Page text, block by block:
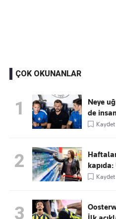
ÇOK OKUNANLAR
1
Neye
de
Kaydet
2
Kaydet
3